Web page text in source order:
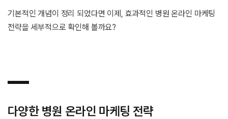
기본적인 개념이 정리 되었다면 이제, 효과적인 병원 온라인 마케팅
전략을 세부적으로 확인해 볼까요?
다양한 병원 온라인 마케팅 전략